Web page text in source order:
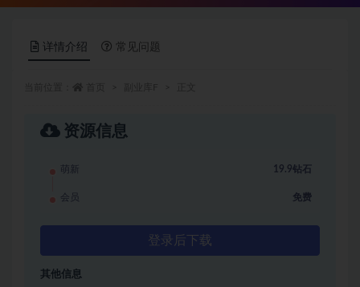
详情介绍 常见问题
资源信息
萌新 19.9钻石
会员 免费
登录后下载
其他信息